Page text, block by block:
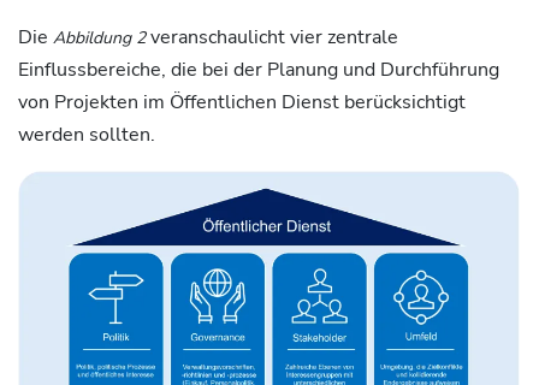
Die Abbildung 2veranschaulicht vier zentrale
Einflussbereiche, die bei der Planung und Durchführung
von Projekten im Öffentlichen Dienst berücksichtigt
werden sollten.